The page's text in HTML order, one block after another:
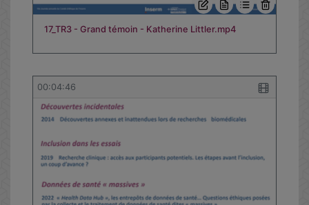
17_TR3 - Grand témoin - Katherine Littler.mp4
00:04:46